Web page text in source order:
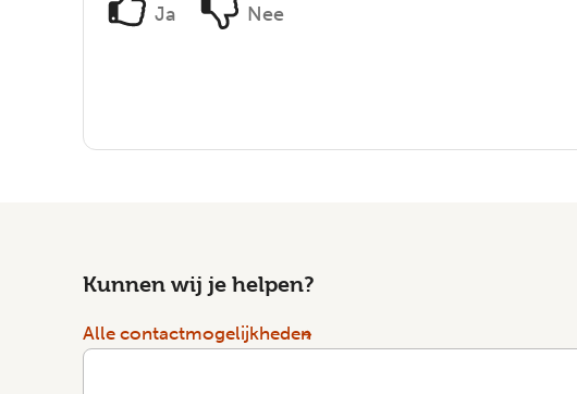
Ja Nee
Kunnen wij je helpen?
Alle contactmogelijkheden